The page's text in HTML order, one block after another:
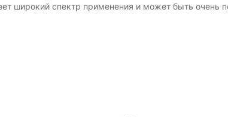
широкий спектр применения и может быть очень